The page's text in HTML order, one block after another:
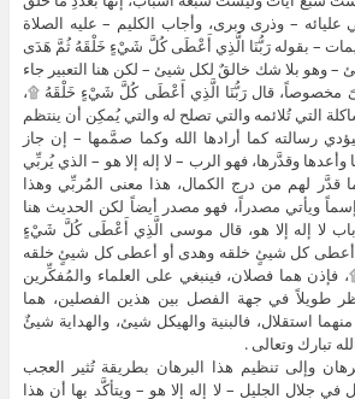
– وذرى وبرى، وأجاب الكليم – عليه الصلاة
– بقوله رَبُّنَا الَّذِي أَعْطَى كُلَّ شَيْءٍ خَلْقَهُ ثُمَّ هَدَى
وهو بلا شك خالقٌ لكل شيئ – لكن هنا التعبير جاء
مخصوصاً، قال رَبُّنَا الَّذِي أَعْطَى كُلَّ شَيْءٍ خَلْقَهُ ۩،
التي تُلائمه والتي تصلح له والتي يُمكِن أن ينتظم
رسالته كما أرادها الله وكما صمَّمها – إن جاز
وقدَّرها، فهو الرب – لا إله إلا هو – الذي يُربِّي
قدَّر لهم من درج الكمال، هذا معنى المُربِّي وهذا
ويأتي مصدراً، فهو مصدر أيضاً لكن الحديث هنا
لا إله إلا هو، قال موسى الَّذِي أَعْطَى كُلَّ شَيْءٍ
أعطى كل شيئٍ خلقه وهدى أو أعطى كل شيئٍ خلقه
فإذن هما فصلان، فينبغي على العلماء والمُفكِّرين
طويلاً في جهة الفصل بين هذين الفصلين، هما
استقلال، فالبنية والهيكل شيئ، والهداية شيئٌ
تبارك وتعالى .
وإلى تنظيم هذا البرهان بطريقة تُثير العجب
في جلال الجليل – لا إله إلا هو – ويتأكَّد بها أن هذا